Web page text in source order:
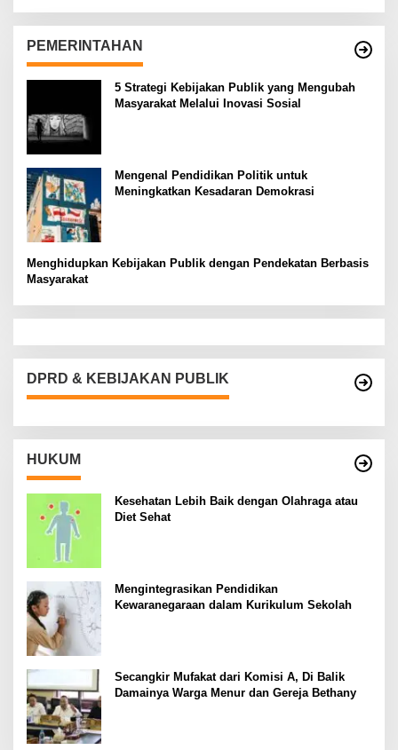
PEMERINTAHAN
5 Strategi Kebijakan Publik yang Mengubah
Masyarakat Melalui Inovasi Sosial
Mengenal Pendidikan Politik untuk
Meningkatkan Kesadaran Demokrasi
Menghidupkan Kebijakan Publik dengan Pendekatan Berbasis
Masyarakat
DPRD & KEBIJAKAN PUBLIK
HUKUM
Kesehatan Lebih Baik dengan Olahraga atau
Diet Sehat
Mengintegrasikan Pendidikan
Kewaranegaraan dalam Kurikulum Sekolah
Secangkir Mufakat dari Komisi A, Di Balik
Damainya Warga Menur dan Gereja Bethany